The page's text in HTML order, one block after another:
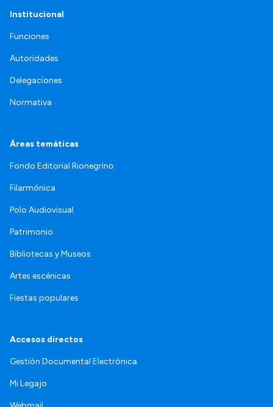
Institucional
Funciones
Autoridades
Delegaciones
Normativa
Áreas temáticas
Fondo Editorial Rionegrino
Filarmónica
Polo Audiovisual
Patrimonio
Bibliotecas y Museos
Artes escénicas
Fiestas populares
Accesos directos
Gestión Documental Electrónica
Mi Legajo